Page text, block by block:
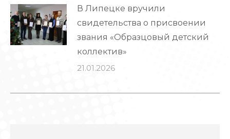
В Липецке вручили
свидетельства о присвоении
звания «Образцовый детский
коллектив»
21.01.2026